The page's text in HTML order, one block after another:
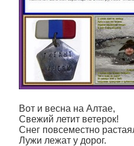
Вот и весна на Алтае,
Свежий летит ветерок!
Снег повсеместно
Лужи лежат у дорог.